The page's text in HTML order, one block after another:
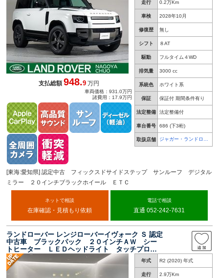
走行 0.2万Km
車検 2028年10月
修復歴 無し
シフト ８AT
駆動 フルタイム４WD
排気量 3000 cc
系統色 ホワイト系
保証 保証付 期間条件有り
法定整備 法定整備付
車台番号 686 (下3桁)
取扱店舗
ジャガー・ランドロー
バー 名古屋中央
支払総額948.9 万円
車両価格：931.0万円
諸費用：17.9万円
[東海:愛知県] 認定中古 フィックスドサイドステップ サンルーフ デジタル
ミラー ２０インチブラックホイール ＥＴＣ
ネットで相談
在庫確認・見積もり依頼
電話で相談
直通 052-242-7631
ランドローバー レンジローバーイヴォーク Ｓ 認定
中古車 ブラックパック ２０インチＡＷ シー
トヒーター ＬＥＤヘッドライト タッチプロデ
ュオ イオン空気清浄テクノロジー 電動テール
ゲート アップルカープレイ アンドロイドオー
ト
年式 R2 (2020) 年式
走行 2.9万Km